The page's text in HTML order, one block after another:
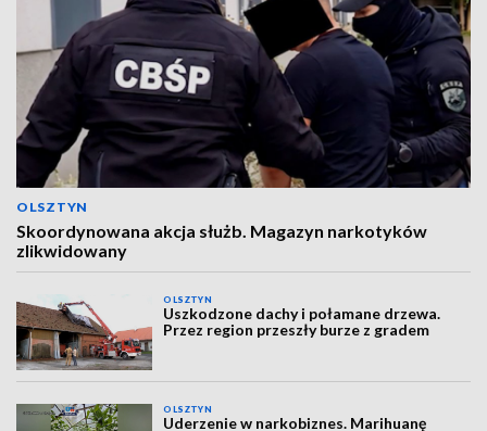
OLSZTYN
Skoordynowana akcja służb. Magazyn narkotyków
zlikwidowany
OLSZTYN
Uszkodzone dachy i połamane drzewa.
Przez region przeszły burze z gradem
OLSZTYN
Uderzenie w narkobiznes. Marihuanę